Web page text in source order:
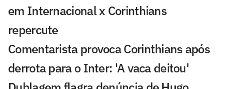
em Internacional x Corinthians
repercute
Comentarista provoca Corinthians após
derrota para o Inter: 'A vaca deitou'